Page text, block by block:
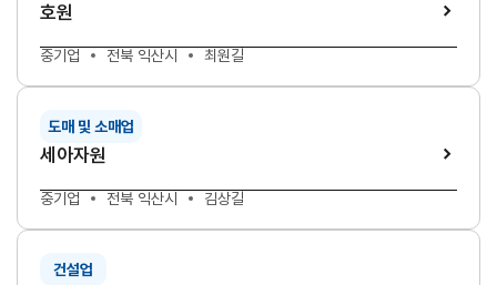
호원
중기업 전북 익산시 최원길
도매 및 소매업
세아자원
중기업 전북 익산시 김상길
건설업